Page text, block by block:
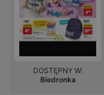
DOSTĘPNY W:
Biedronka